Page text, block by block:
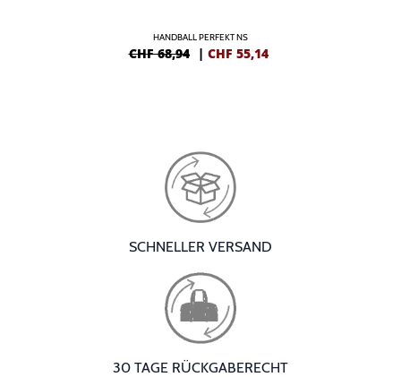
HANDBALL PERFEKT NS
CHF 68,94 | CHF 55,14
SCHNELLER VERSAND
30 TAGE RÜCKGABERECHT